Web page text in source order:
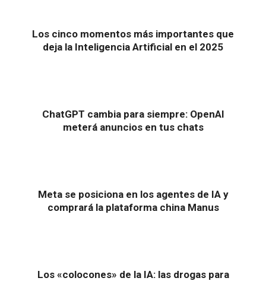
Los cinco momentos más importantes que
deja la Inteligencia Artificial en el 2025
ChatGPT cambia para siempre: OpenAI
meterá anuncios en tus chats
Meta se posiciona en los agentes de IA y
comprará la plataforma china Manus
Los «colocones» de la IA: las drogas para